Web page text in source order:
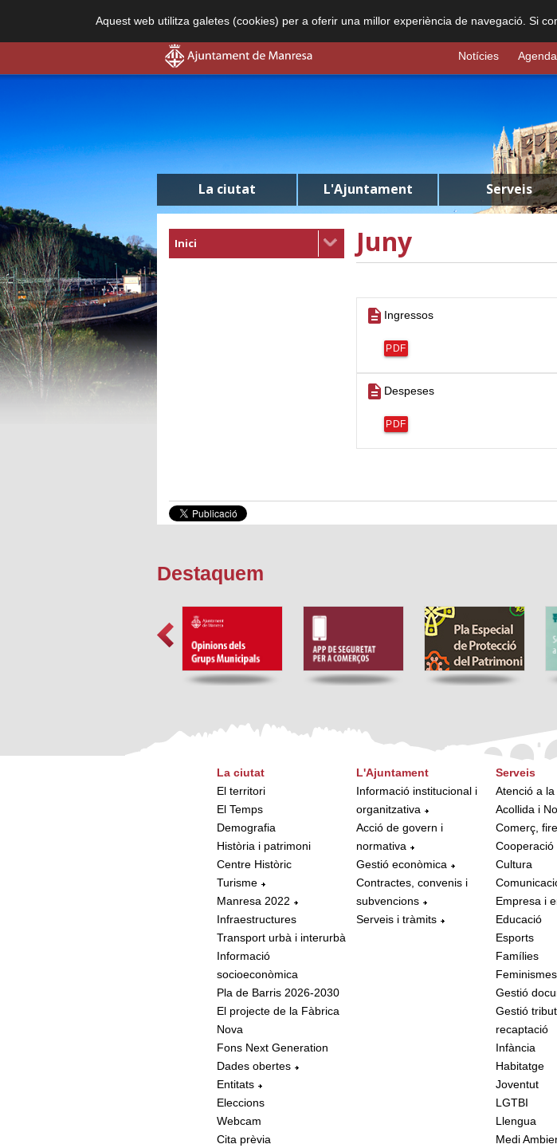
Aquest web utilitza galetes (cookies) per a oferir una millor experiència de navegació. Si
Notícies Agenda
La ciutat L'Ajuntament Serveis
Inici Juny
description Ingressos
PDF
description Despeses
PDF
Destaquem
La ciutat
El territori
El Temps
Demografia
Història i patrimoni
Centre Històric
Turisme
Manresa 2022
Infraestructures
Transport urbà i interurbà
Informació
socioeconòmica
Pla de Barris 2026-2030
El projecte de la Fàbrica
Nova
Fons Next Generation
Dades obertes
Entitats
Eleccions
Webcam
Cita prèvia
L'Ajuntament
Informació institucional i
organitzativa
Acció de govern i
normativa
Gestió econòmica
Contractes, convenis i
subvencions
Serveis i tràmits
Serveis
Atenció a
Acollida i
Comerç,
Cooperació
Cultura
Empresa i
Educació
Esports
Famílies
Feminismes
Gestió
Gestió
recaptació
Infància
Habitatge
Joventut
LGTBI
Llengua
Medi